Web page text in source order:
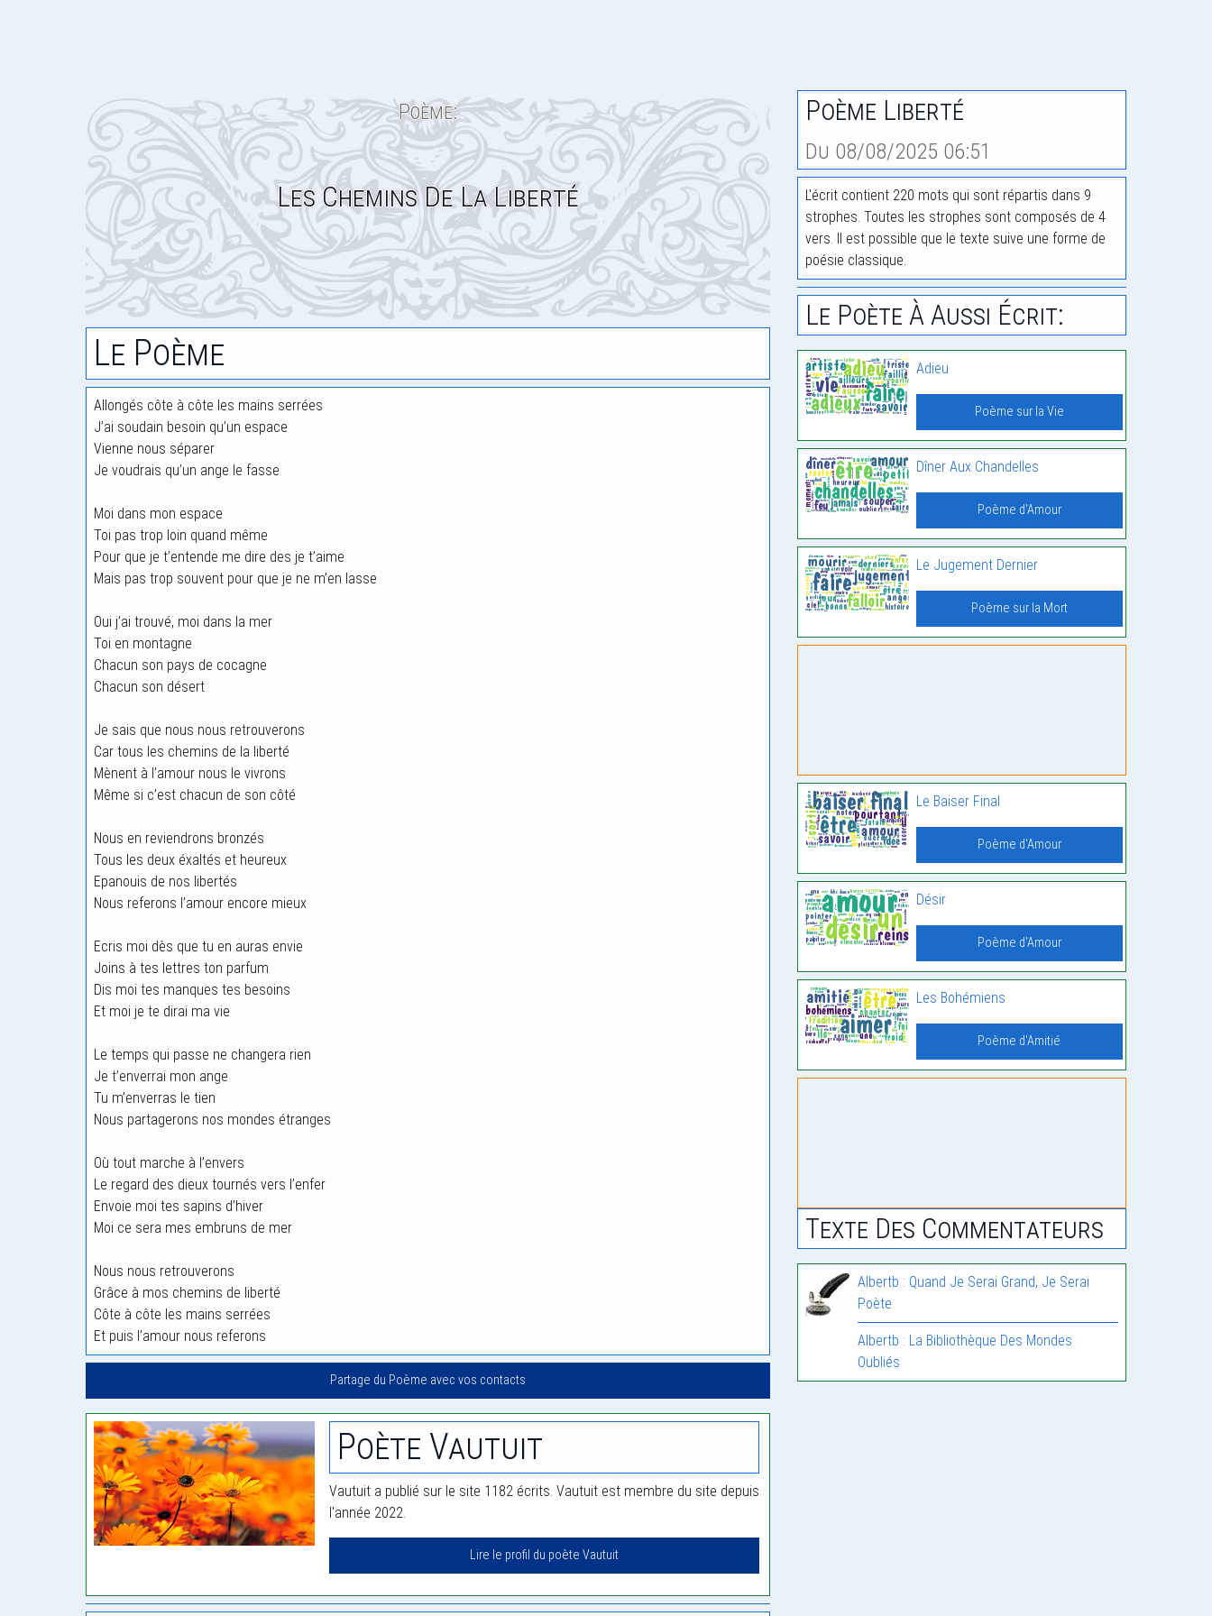
Poème:
Les Chemins De La Liberté
Le Poème
Allongés côte à côte les mains serrées
J’ai soudain besoin qu’un espace
Vienne nous séparer
Je voudrais qu’un ange le fasse
Moi dans mon espace
Toi pas trop loin quand même
Pour que je t’entende me dire des je t’aime
Mais pas trop souvent pour que je ne m’en lasse
Oui j’ai trouvé, moi dans la mer
Toi en montagne
Chacun son pays de cocagne
Chacun son désert
Je sais que nous nous retrouverons
Car tous les chemins de la liberté
Mènent à l’amour nous le vivrons
Même si c’est chacun de son côté
Nous en reviendrons bronzés
Tous les deux éxaltés et heureux
Epanouis de nos libertés
Nous referons l’amour encore mieux
Ecris moi dès que tu en auras envie
Joins à tes lettres ton parfum
Dis moi tes manques tes besoins
Et moi je te dirai ma vie
Le temps qui passe ne changera rien
Je t’enverrai mon ange
Tu m’enverras le tien
Nous partagerons nos mondes étranges
Où tout marche à l’envers
Le regard des dieux tournés vers l’enfer
Envoie moi tes sapins d’hiver
Moi ce sera mes embruns de mer
Nous nous retrouverons
Grâce à mos chemins de liberté
Côte à côte les mains serrées
Et puis l’amour nous referons
Partage du Poème avec vos contacts
Poète Vautuit
Vautuit a publié sur le site 1182 écrits. Vautuit est membre du site depuis
l'année 2022.
Lire le profil du poète Vautuit
Poème Liberté
Du 08/08/2025 06:51
L'écrit contient 220 mots qui sont répartis dans 9
strophes. Toutes les strophes sont composés de 4
vers. Il est possible que le texte suive une forme de
poésie classique.
Le Poète À Aussi Écrit:
Adieu
Poème sur la Vie
Dîner Aux Chandelles
Poème d'Amour
Le Jugement Dernier
Poème sur la Mort
Le Baiser Final
Poème d'Amour
Désir
Poème d'Amour
Les Bohémiens
Poème d'Amitié
Texte Des Commentateurs
Albertb : Quand Je Serai Grand, Je Serai
Poète
Albertb : La Bibliothèque Des Mondes
Oubliés